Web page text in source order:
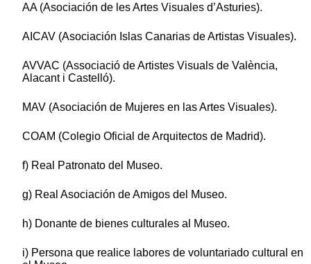
AA (Asociación de les Artes Visuales d’Asturies).
AICAV (Asociación Islas Canarias de Artistas Visuales).
AVVAC (Associació de Artistes Visuals de València,
Alacant i Castelló).
MAV (Asociación de Mujeres en las Artes Visuales).
COAM (Colegio Oficial de Arquitectos de Madrid).
f) Real Patronato del Museo.
g) Real Asociación de Amigos del Museo.
h) Donante de bienes culturales al Museo.
i) Persona que realice labores de voluntariado cultural en